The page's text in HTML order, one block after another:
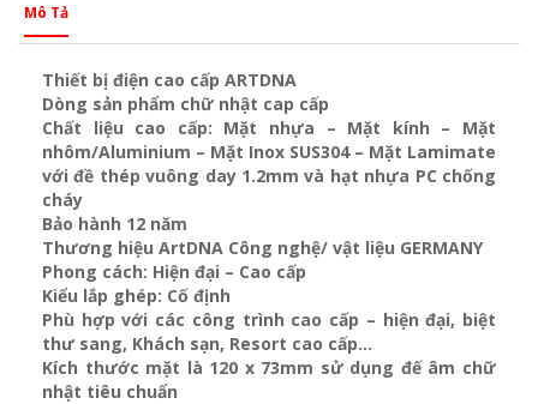
Mô Tả
Thiết bị điện cao cấp ARTDNA
Dòng sản phẩm chữ nhật cap cấp
Chất liệu cao cấp: Mặt nhựa – Mặt kính – Mặt
nhôm/Aluminium – Mặt Inox SUS304 – Mặt Lamimate
với đề thép vuông day 1.2mm và hạt nhựa PC chống
cháy
Bảo hành 12 năm
Thương hiệu ArtDNA Công nghệ/ vật liệu GERMANY
Phong cách: Hiện đại – Cao cấp
Kiểu lắp ghép: Cố định
Phù hợp với các công trình cao cấp – hiện đại, biệt
thư sang, Khách sạn, Resort cao cấp…
Kích thước mặt là 120 x 73mm sử dụng đế âm chữ
nhật tiêu chuẩn